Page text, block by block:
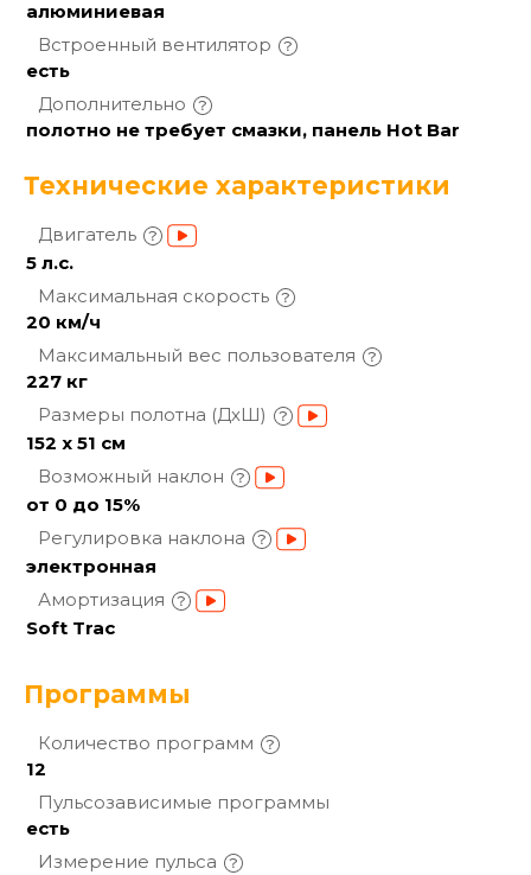
алюминиевая
Встроенный вентилятор
есть
Дополнительно
полотно не требует смазки, панель Hot Bar
Технические характеристики
Двигатель
5 л.с.
Максимальная скорость
20 км/ч
Максимальный вес пользователя
227 кг
Размеры полотна (ДхШ)
152 х 51 см
Возможный наклон
от 0 до 15%
Регулировка наклона
электронная
Амортизация
Soft Trac
Программы
Количество программ
12
Пульсозависимые программы
есть
Измерение пульса